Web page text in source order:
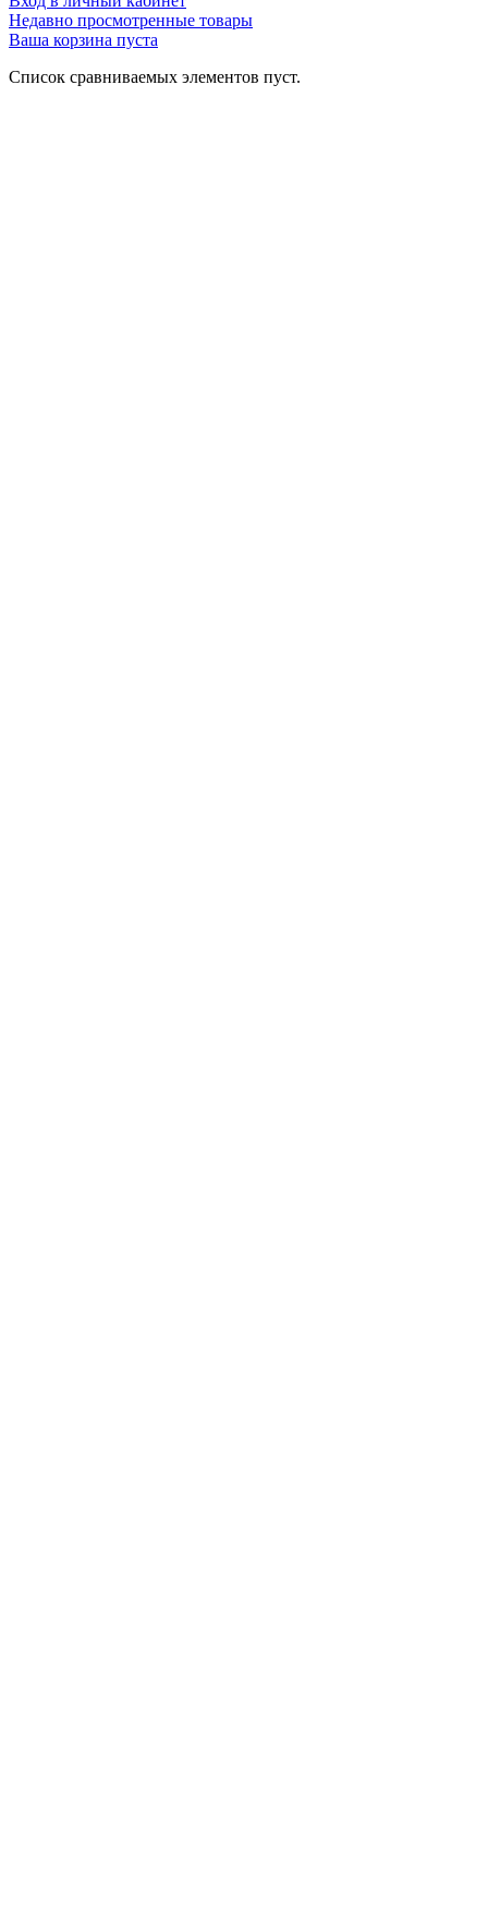
Недавно просмотренные товары
Ваша корзина пуста
Список сравниваемых элементов пуст.